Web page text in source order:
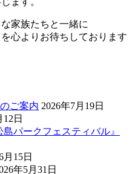
家族たちと一緒に
心よりお待ちしております
ご案内 2026年7月19日
12日
パークフェスティバル』
月15日
年5月31日